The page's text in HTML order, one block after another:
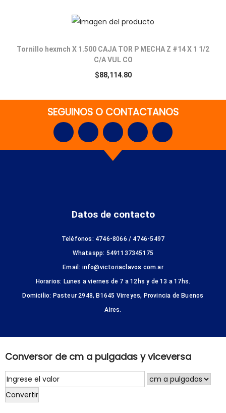
Tornillo hexmch X 1.500 CAJA TOR P MECHA Z #14 X 1 1/2
C/A VUL CO
$88,114.80
SEGUINOS O CONTACTANOS
Datos de contacto
Teléfonos: 4746-8066 / 4746-5497
Whataspp: 5491137345175
Email: info@victoriaclavos.com.ar
Horarios: Lunes a viernes de 7 a 12hs y de 13 a 17hs.
Domicilio: Pasteur 2948, B1645 Virreyes, Provincia de Buenos
Aires.
Conversor de cm a pulgadas y viceversa
Convertir